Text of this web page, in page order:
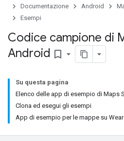
Documentazione
Android
Esempi
Codice campione di
Android bookmark_border
Su questa pagina
Elenco delle app di esempio di Maps
Clona ed esegui gli esempi
App di esempio per le mappe su Wear